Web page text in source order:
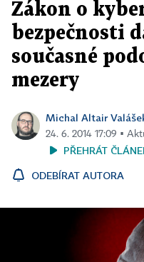
Zákon o
bezpečnosti
současné
mezery
Michal Altair
24. 6. 2014 17:09 ▪
PŘEHRÁT
ODEBÍRAT AUTORA